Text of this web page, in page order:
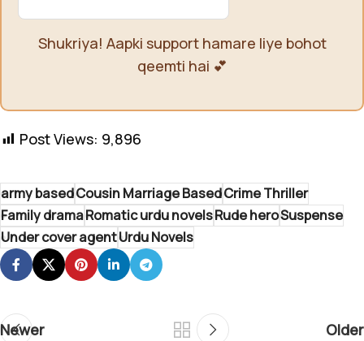
Shukriya! Aapki support hamare liye bohot
qeemti hai 💕
Post Views: 9,896
army basedCousin Marriage BasedCrime Thriller
Family dramaRomatic urdu novelsRude heroSuspense
Under cover agentUrdu Novels
Newer Older